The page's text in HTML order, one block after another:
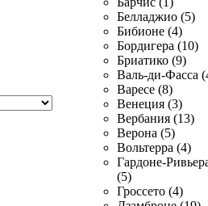
Белладжио (5)
Бибионе (4)
Бордигера (10)
Бриатико (9)
Валь-ди-Фасса
Варесе (8)
Венеция (3)
Вербания (13)
Верона (5)
Вольтерра (4)
Гардоне-
(5)
Гроссето (4)